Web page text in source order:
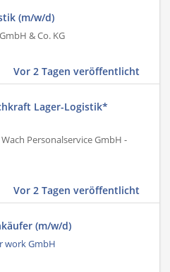
(m/w/d)
& Co. KG
Vor 2 Tagen veröffentlicht
Lager-Logistik*
Personalservice GmbH -
Vor 2 Tagen veröffentlicht
(m/w/d)
work GmbH